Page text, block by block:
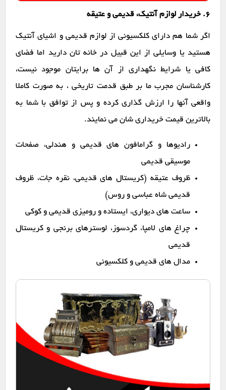
6. خریدار لوازم آنتیک، قدیمی و عتیقه
اگر شما هم دارای کلکسیونی از لوازم قدیمی و اشیای آنتیک
هستید یا وسایلی از این قبیل در خانه تان دارید اما فضای
کافی یا شرایط نگهداری از آن ها برایتان موجود نیست،
کارشناسان مجرب ما بر طبق قدمت تاریخی ، به صورت کاملا
واقعی آنها را ارزش گذاری کرده و پس از توافق با شما به
بالاترین قیمت خریداری شان می نمایند.
رادیوها و گرامافون های قدیمی و هندلی، صفحات
موسیقی قدیمی
ظروف عتیقه (کریستال های قدیمی، نقره جات، ظروف
قدیمی شاه عباسی و روس)
ساعت های دیواری، ایستاده و رومیزی قدیمی و کوکی
چراغ های لامپا، گردسوز، لوسترهای برنجی و کریستال
قدیمی
مدال های قدیمی و کلکسیونی